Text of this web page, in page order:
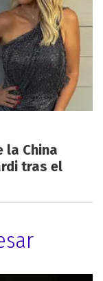
la China
tras el